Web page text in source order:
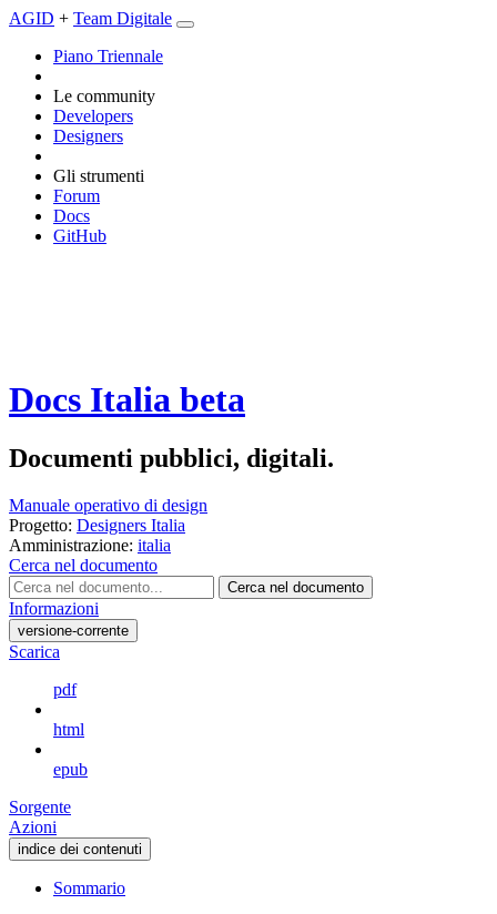
AGID + Team Digitale
Piano Triennale
Le community
Developers
Designers
Gli strumenti
Forum
Docs
GitHub
Docs Italia beta
Documenti pubblici, digitali.
Manuale operativo di design
Progetto: Designers Italia
Amministrazione: italia
Cerca nel documento
Cerca nel documento
Informazioni
versione-corrente
Scarica
pdf
html
epub
Sorgente
Azioni
indice dei contenuti
Sommario